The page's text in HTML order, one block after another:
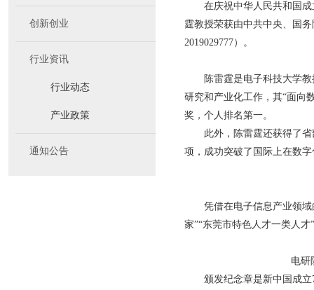
创新创业
行业资讯
行业动态
产业政策
通知公告
在庆祝中华人民共和国
霆教授荣获由中共中央、国
2019029777）。
陈雷霆是电子科技大学
研究和产业化工作，其“面向
奖，个人排名第一。
此外，陈雷霆还获得了
项，成功突破了国际上在数
凭借在电子信息产业领
家”“东莞市特色人才一类人
电研
颁发纪念章是新中国成